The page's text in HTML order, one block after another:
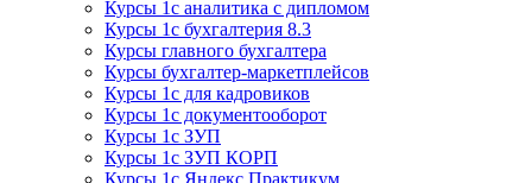
Курсы 1с аналитика с дипломом
Курсы 1с бухгалтерия 8.3
Курсы главного бухгалтера
Курсы бухгалтер-маркетплейсов
Курсы 1с для кадровиков
Курсы 1с документооборот
Курсы 1с ЗУП
Курсы 1с ЗУП КОРП
Курсы 1с Яндекс Практикум